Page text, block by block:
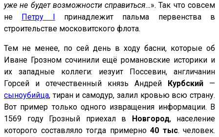
уже не будет возможности справиться…». Так что совсем
не
Петру I
принадлежит пальма первенства в
строительстве московитского флота.
Тем не менее, по сей день в ходу басни, которые об
Иване Грозном сочинили ещё романовские историки и
их западные коллеги: иезуит Поссевин, англичанин
Горсей и отечественный князь Андрей
Курбский —
сыноубийца, тиран и самодур, залил кровью всю страну.
Вот пример только одного извращения информации. В
1569 году Грозный приехал в
Hовгород, население
которого составляло тогда примерно 40 тыс. человек.